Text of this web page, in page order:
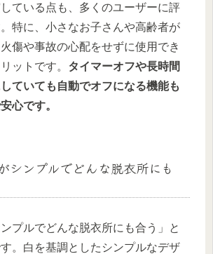
ている点も、多くのユーザーに評
特に、小さなお子さんや高齢者が
傷や事故の心配をせずに使用でき
ットです。 タイマーオフや長時間
ていても自動でオフになる機能も
心です。
シンプルでどんな脱衣所にも
ンプルでどんな脱衣所にも合う」と
。白を基調としたシンプルなデザ